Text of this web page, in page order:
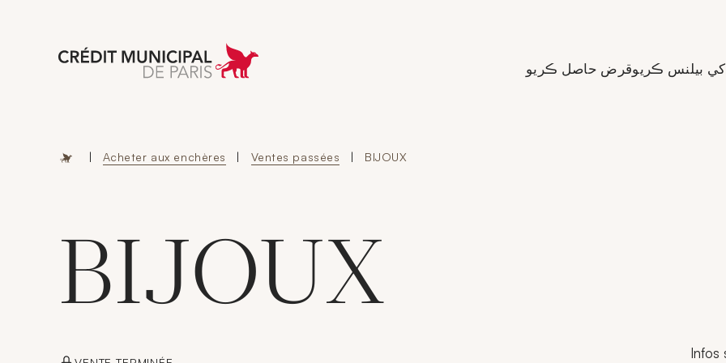
Aller à l'accueil de Crédit Municipal de Paris
قرض حاصل ڪريوبيلنس ڪريو
| Acheter aux enchères | Ventes passées | BIJOUX
BIJOUX
Infos